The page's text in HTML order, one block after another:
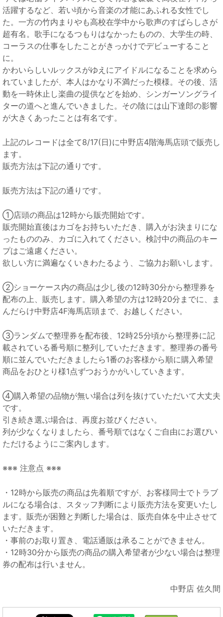
活躍するなど、若い頃から音楽の才能にあふれる女性でし
た。一方の竹内まりやも高校在学中から歌声のすばらしさが
超有名。歌手になるつもりはなかったものの、大学生の時、
コーラスの仕事をしたことがきっかけでデビューすること
に。
かわいらしいルックスがゆえにアイドルになることを求めら
れていましたが、本人はかなり不満だった模様。その後、活
動を一時休止し楽曲の提供などを始め、シンガーソングライ
ターの道へと進んでいきました。その陰には山下達郎の影響
が大きくあったことは有名です。
上記のレコードは全て8/17(日)に中野店4階海馬店頭で販売し
ます。
販売方法は下記の通りです。
販売方法は下記の通りです。
①店頭の商品は12時から販売開始です。
販売開始直後はカゴをお持ちいただき、購入がお決まりにな
ったもののみ、カゴに入れてください。検討中の商品のキー
プはご遠慮ください。
欲しい方に満遍なくいきわたるよう、ご協力お願いします。
②ショーケース内の商品は少し後の12時30分から整理券を
配布の上、販売します。購入希望の方は12時20分までに、ま
んだらけ中野店4F海馬店頭まで、お越しください。
③ランダムで整理券を配布後、12時25分頃から整理券に記
載されている番号順に整列していただきます。整理券の番号
順に並んでいただきましたら1番のお客様から順に購入希望
商品をおひとり様1点ずつおうかがいしていきます。
④購入希望の品物が無い場合は列を抜けていただいて大丈夫
です。
引き続き選ぶ場合は、再度お並びください。
列が少なくなりましたら、番号順ではなくご自由にお選びい
ただけるようにご案内します。
※※※ 注意点 ※※※
・12時から販売の商品は先着順ですが、お客様同士でトラブ
ルになる場合は、スタッフ判断により販売方法を変更いたし
ます。販売が困難と判断した場合は、販売自体を中止させて
いただきます。
・事前のお取り置き、電話通販は承ることができません。
・12時30分から販売の商品の購入希望者が少ない場合は整理
券の配布は行いません。
中野店 佐久間